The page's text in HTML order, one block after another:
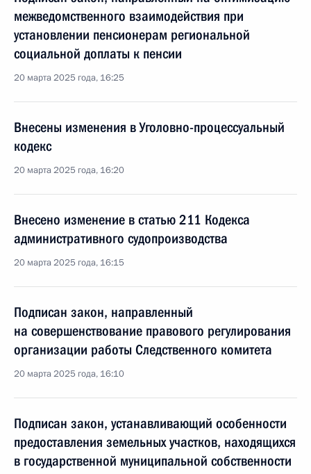
межведомственного взаимодействия при
установлении пенсионерам региональной
социальной доплаты к пенсии
20 марта 2025 года, 16:25
Внесены изменения в Уголовно-процессуальный
кодекс
20 марта 2025 года, 16:20
Внесено изменение в статью 211 Кодекса
административного судопроизводства
20 марта 2025 года, 16:15
Подписан закон, направленный
на совершенствование правового регулирования
организации работы Следственного комитета
20 марта 2025 года, 16:10
Подписан закон, устанавливающий особенности
предоставления земельных участков, находящихся
в государственной муниципальной собственности